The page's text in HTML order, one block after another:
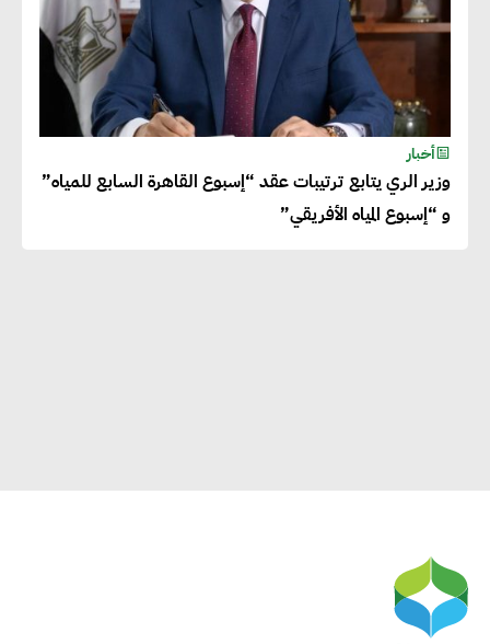
أخبار
وزير الري يتابع ترتيبات عقد “إسبوع القاهرة السابع للمياه”
و “إسبوع المياه الأفريقي”